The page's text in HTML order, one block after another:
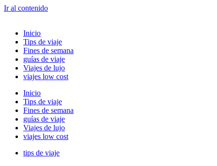
Ir al contenido
Inicio
Tips de viaje
Fines de semana
guías de viaje
Viajes de lujo
viajes low cost
Inicio
Tips de viaje
Fines de semana
guías de viaje
Viajes de lujo
viajes low cost
tips de viaje